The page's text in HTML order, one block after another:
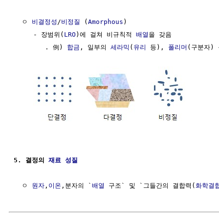
  ㅇ
비결정성 /비정질 (Amorphous )
     - 장범위(
LRO )에 걸쳐 비규칙적 배열 을 갖음
        . 例)
합금 , 일부의 세라믹 ( 유리 등), 폴리머 (구분자)
5. 결정의 재료 성질
  ㅇ
원자 , 이온 ,분자의 ` 배열 구조` 및 `그들간의 결합력( 화학결